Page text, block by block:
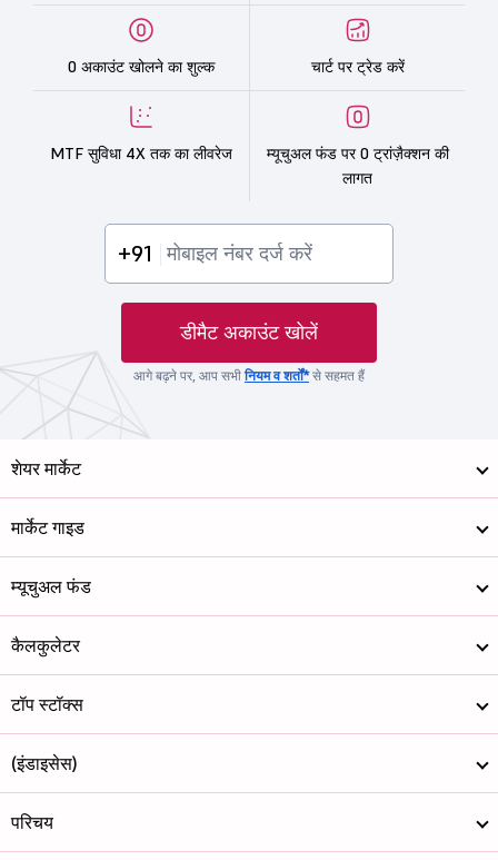
0 अकाउंट खोलने का शुल्क चार्ट पर ट्रेड करें
MTF सुविधा 4X तक का लीवरेज
म्यूचुअल फंड पर 0 ट्रांज़ैक्शन की
लागत
+91
डीमैट अकाउंट खोलें
आगे बढ़ने पर, आप सभीनियम व शर्तों*से सहमत हैं
शेयर मार्केट
मार्केट गाइड
म्यूचुअल फंड
कैलकुलेटर
टॉप स्टॉक्स
(इंडाइसेस)
परिचय